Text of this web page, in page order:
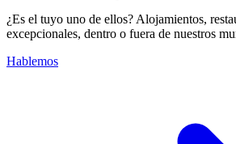
¿Es el tuyo uno de ellos? Alojamientos,
excepcionales, dentro o fuera de nuestros
Hablemos